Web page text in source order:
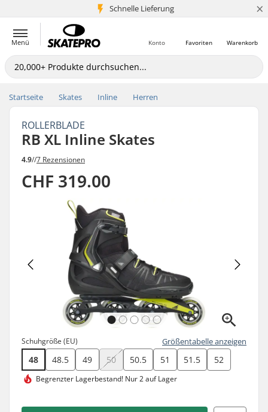
Schnelle Lieferung
5+ Mio. Kunden ×
Menü Warenkorb
Favoriten
Konto
Startseite Skates Inline Herren
ROLLERBLADE
RB XL Inline Skates
4.9//7 Rezensionen
CHF 319.00
Schuhgröße (EU) Größentabelle anzeigen
48 48.5 49 50 50.5 51 51.5 52
Begrenzter Lagerbestand! Nur 2 auf Lager